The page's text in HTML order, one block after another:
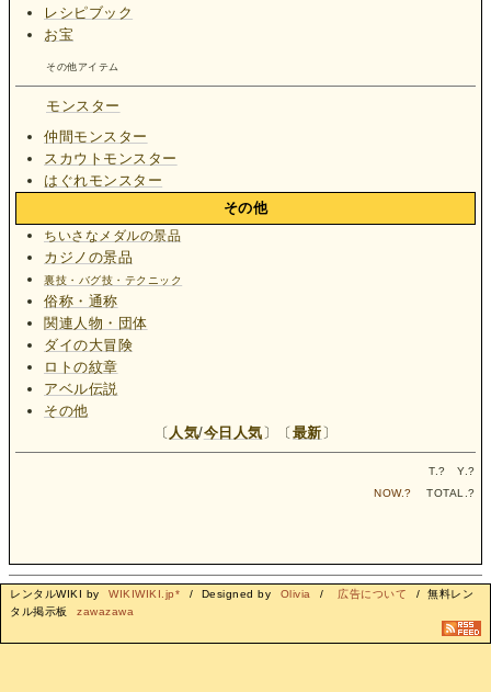
レシピブック
お宝
その他アイテム
モンスター
仲間モンスター
スカウトモンスター
はぐれモンスター
その他
ちいさなメダルの景品
カジノの景品
裏技・バグ技・テクニック
俗称・通称
関連人物・団体
ダイの大冒険
ロトの紋章
アベル伝説
その他
〔 人気/今日人気 〕〔 最新 〕
T.? Y.?
NOW.? TOTAL.?
レンタルWIKI by WIKIWIKI.jp* / Designed by Olivia / 広告について
/ 無料レン
タル掲示板
zawazawa